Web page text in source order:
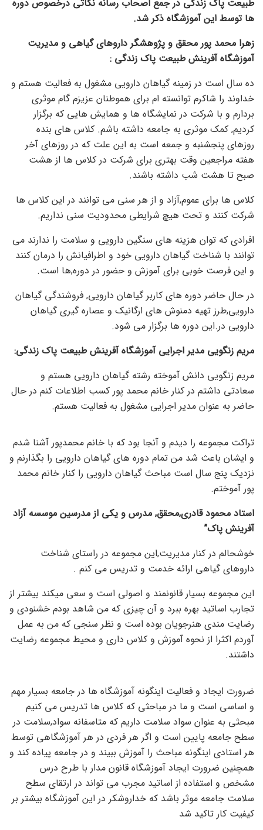
طبیعت پاک زندگی در جمع اصحاب رسانه نکاتی درخصوص دوره
ها توسط این آموزشگاه ذکر شد.
زهرا محمد پور محقق و پژوهشگر داروهای گیاهی و مدیریت
آموزشگاه آفرینش طبیعت پاک زندگی :
ده سال است در زمینه گیاهان دارویی مشغول به فعالیت هستم و
خداوند را شاکرم توانسته ام برای هموطنان عزیزم گام موثری
بردارم و با شرکت در نمایشگاه ها و همایش هایی که برگزار
کردیم, کمک موثری به جامعه داشته باشم. کلاس های بنده
روزهای پنجشنبه و جمعه است به این علت که در روزهای آخر
هفته مراجعین وقت بهتری برای شرکت در کلاس ها از هشت
صبح تا هشت شب داشته باشند.
کلاس ها برای عموم,آزاد و از هر سنی می توانند در این کلاس ها
شرکت کنند و تحت هیچ شرایطی محدودیت سنی نداریم.
افرادی که توان هزینه های سنگین دارویی و سلامت را ندارند می
توانند با شناخت گیاهان دارویی خود و اطرافیانش را درمان کنند
و این فرصت خوبی برای آموزش و حضور در دوره,ها است.
در حال حاضر دوره های کاربر گیاهان دارویی, فروشندگی گیاهان
دارویی,طرز تهیه دمنوش های ارگانیک و عصاره گیری گیاهان
دارویی در.این دوره ها برگزار می شود.
مریم زنگویی مدیر اجرایی آموزشگاه آفرینش طبیعت پاک زندگی:
مریم زنگویی دانش آموخته رشته گیاهان دارویی هستم و
سعادتی داشتم در کنار خانم محمد پور کسب اطلاعات کنم در حال
حاضر به عنوان مدیر اجرایی مشغول به فعالیت هستم.
تراکت مجموعه را دیدم و آنجا بود که با خانم محمدپور آشنا شدم
و ایشان باعث شد من تمام دوره های گیاهان دارویی را بگذارنم و
نزدیک پنج سال است مباحث گیاهان دارویی را کنار خانم محمد
پور آموختم.
استاد محمود قادری,محقق, مدرس و یکی از مدرسین موسسه آزاد
آفرینش پاک”
خوشحالم در کنار مدیریت,این مجموعه در راستای شناخت
داروهای گیاهی ارائه خدمت و تدریس می کنم .
این مجموعه بسیار قانونمند و اصولی است و سعی میکند بیشتر از
تجارب اساتید بهره ببرد و آن چیزی که من شاهد بودم خشنودی و
رضایت مندی هنرجویان بوده است و نظر سنجی که من به عمل
آوردم اکثرا از نحوه آموزش و کلاس داری و محیط مجموعه رضایت
داشتند.
ضرورت ایجاد و فعالیت اینگونه آموزشگاه ها در جامعه بسیار مهم
و اساسی است و ما در مباحثی که کلاس ها تدریس می کنیم
مبحثی به عنوان سواد سلامت داریم که متاسفانه سواد,سلامت در
سطح جامعه پایین است و اگر هر فردی در هر آموزشگاهی توسط
هر استادی اینگونه مباحث را آموزش ببیند و در جامعه پیاده کند و
همچنین ضرورت ایجاد آموزشگاه قانون مدار با طرح درس
مشخص و استفاده از اساتید مجرب می تواند در ارتقای سطح
سلامت جامعه موثر باشد که خداروشکر در این آموزشگاه بیشتر بر
کیفیت کار تاکید شد